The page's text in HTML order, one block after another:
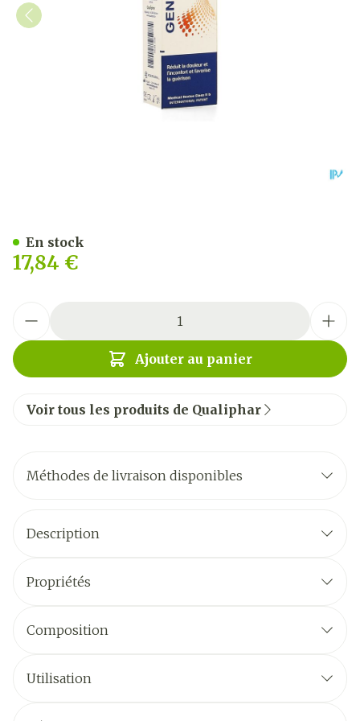
17,84 €
Ajouter au panier
En stock
Voir tous les produits de Qualiphar
Méthodes de livraison disponibles
Description
Propriétés
Composition
Utilisation